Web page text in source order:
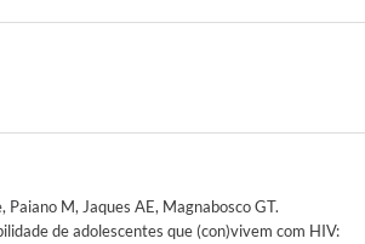
Paiano M, Jaques AE, Magnabosco GT.
de adolescentes que (con)vivem com HIV: